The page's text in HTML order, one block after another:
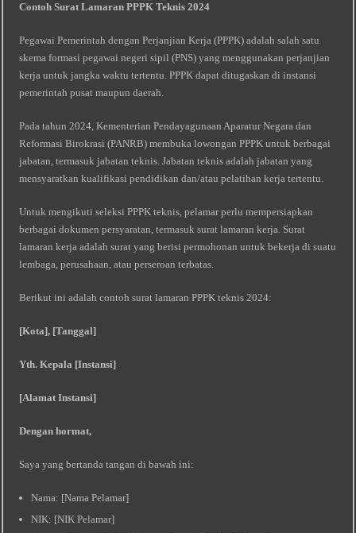
Contoh Surat Lamaran PPPK Teknis 2024
Pegawai Pemerintah dengan Perjanjian Kerja (PPPK) adalah salah satu
skema formasi pegawai negeri sipil (PNS) yang menggunakan perjanjian
kerja untuk jangka waktu tertentu. PPPK dapat ditugaskan di instansi
pemerintah pusat maupun daerah.
Pada tahun 2024, Kementerian Pendayagunaan Aparatur Negara dan
Reformasi Birokrasi (PANRB) membuka lowongan PPPK untuk berbagai
jabatan, termasuk jabatan teknis. Jabatan teknis adalah jabatan yang
mensyaratkan kualifikasi pendidikan dan/atau pelatihan kerja tertentu.
Untuk mengikuti seleksi PPPK teknis, pelamar perlu mempersiapkan
berbagai dokumen persyaratan, termasuk surat lamaran kerja. Surat
lamaran kerja adalah surat yang berisi permohonan untuk bekerja di suatu
lembaga, perusahaan, atau perseroan terbatas.
Berikut ini adalah contoh surat lamaran PPPK teknis 2024:
[Kota], [Tanggal]
Yth. Kepala [Instansi]
[Alamat Instansi]
Dengan hormat,
Saya yang bertanda tangan di bawah ini:
Nama: [Nama Pelamar]
NIK: [NIK Pelamar]